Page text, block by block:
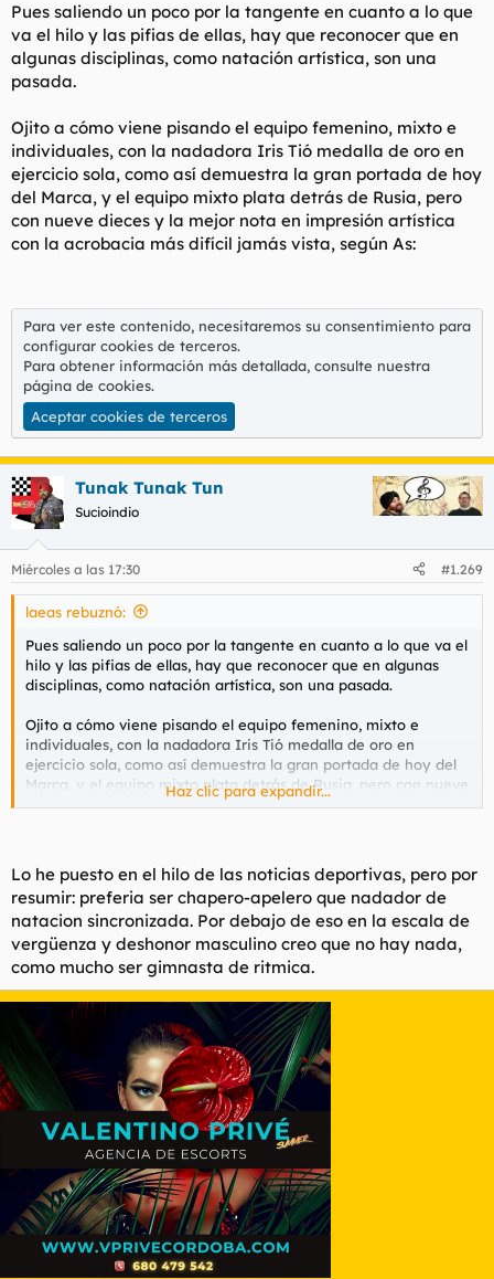
:
Pues saliendo un poco por la tangente en cuanto a lo que
va el hilo y las pifias de ellas, hay que reconocer que en
algunas disciplinas, como natación artística, son una
pasada.
Ojito a cómo viene pisando el equipo femenino, mixto e
individuales, con la nadadora Iris Tió medalla de oro en
ejercicio sola, como así demuestra la gran portada de hoy
del Marca, y el equipo mixto plata detrás de Rusia, pero
con nueve dieces y la mejor nota en impresión artística
con la acrobacia más difícil jamás vista, según As:
Para ver este contenido, necesitaremos su consentimiento para
configurar cookies de terceros.
Para obtener información más detallada, consulte nuestra
página de cookies.
Aceptar cookies de terceros
Tunak Tunak Tun
Sucioindio
Miércoles a las 17:30 #1.269
laeas rebuznó:
Pues saliendo un poco por la tangente en cuanto a lo que va el
hilo y las pifias de ellas, hay que reconocer que en algunas
disciplinas, como natación artística, son una pasada.
Ojito a cómo viene pisando el equipo femenino, mixto e
individuales, con la nadadora Iris Tió medalla de oro en
ejercicio sola, como así demuestra la gran portada de hoy del
Marca, y el equipo mixto plata detrás de Rusia, pero con nueve
dieces y la mejor nota en impresión artística con la acrobacia
Para ver este contenido, necesitaremos su consentimiento
para configurar cookies de terceros.
Para obtener información más detallada, consulte nuestra
página de cookies
Aceptar cookies de terceros
Haz clic para expandir...
Lo he puesto en el hilo de las noticias deportivas, pero por
resumir: preferia ser chapero-apelero que nadador de
natacion sincronizada. Por debajo de eso en la escala de
vergüenza y deshonor masculino creo que no hay nada,
como mucho ser gimnasta de ritmica.